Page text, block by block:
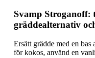
Svamp
gräddealternativ
Ersätt grädde med en
för kokos, använd en